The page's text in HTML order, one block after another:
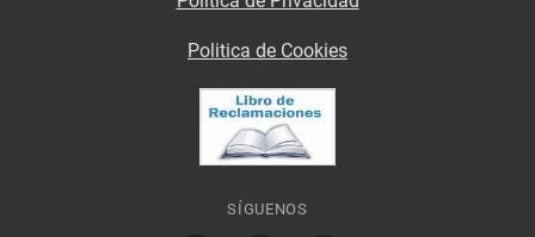
Politica de Cookies
SÍGUENOS